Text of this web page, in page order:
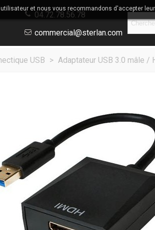
04.72.78.56.78
commercial@sterlan.com
et nous vous recommandons d'accepter
USB > Adaptateur USB 3.0 mâle